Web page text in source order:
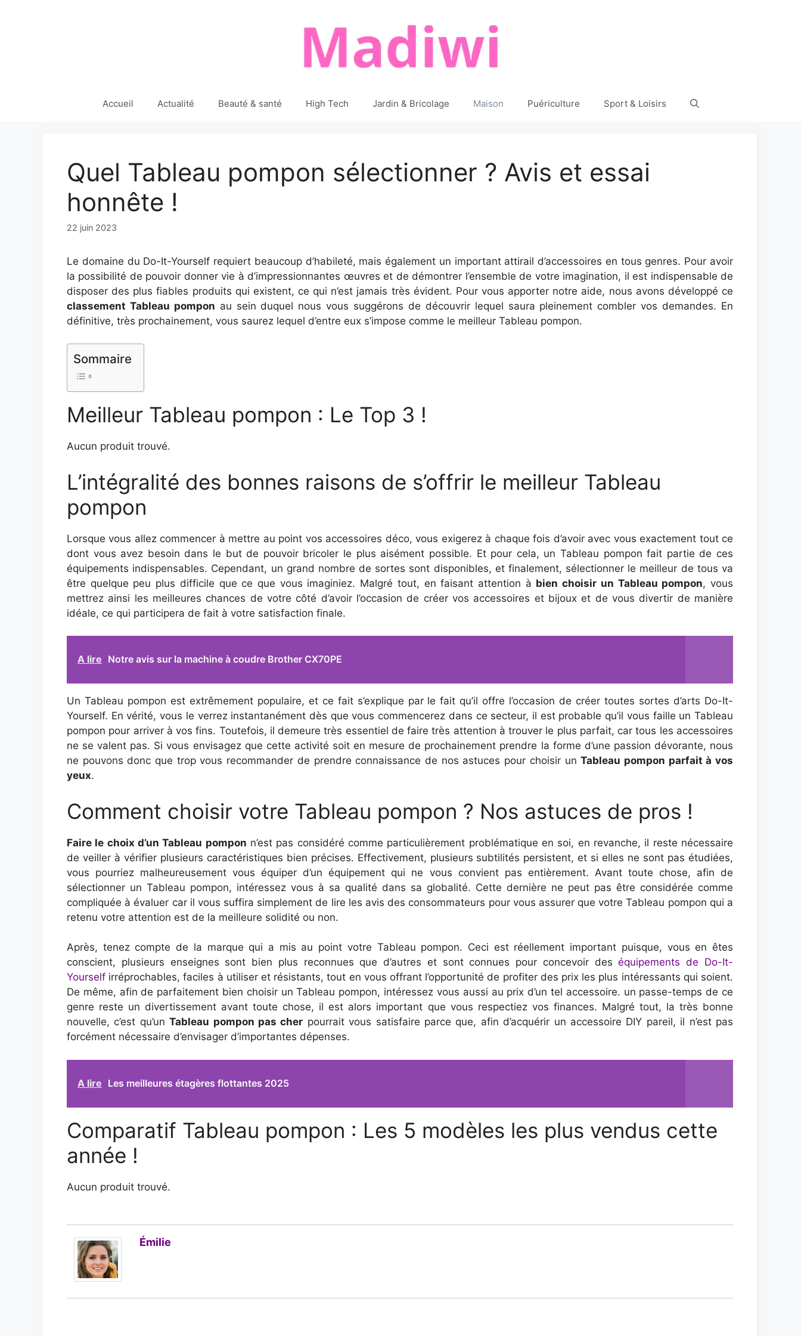
Accueil Actualité Beauté & santé High Tech Jardin & Bricolage Maison Puériculture Sport & Loisirs
Quel Tableau pompon sélectionner ? Avis et essai
honnête !
22 juin 2023
Le domaine du Do-It-Yourself requiert beaucoup d’habileté, mais également un important attirail d’accessoires en tous genres. Pour avoir
la possibilité de pouvoir donner vie à d’impressionnantes œuvres et de démontrer l’ensemble de votre imagination, il est indispensable de
disposer des plus fiables produits qui existent, ce qui n’est jamais très évident. Pour vous apporter notre aide, nous avons développé ce
classement Tableau pompon au sein duquel nous vous suggérons de découvrir lequel saura pleinement combler vos demandes. En
définitive, très prochainement, vous saurez lequel d’entre eux s’impose comme le meilleur Tableau pompon.
Sommaire
Meilleur Tableau pompon : Le Top 3 !
Aucun produit trouvé.
L’intégralité des bonnes raisons de s’offrir le meilleur Tableau
pompon
Lorsque vous allez commencer à mettre au point vos accessoires déco, vous exigerez à chaque fois d’avoir avec vous exactement tout ce
dont vous avez besoin dans le but de pouvoir bricoler le plus aisément possible. Et pour cela, un Tableau pompon fait partie de ces
équipements indispensables. Cependant, un grand nombre de sortes sont disponibles, et finalement, sélectionner le meilleur de tous va
être quelque peu plus difficile que ce que vous imaginiez. Malgré tout, en faisant attention à bien choisir un Tableau pompon, vous
mettrez ainsi les meilleures chances de votre côté d’avoir l’occasion de créer vos accessoires et bijoux et de vous divertir de manière
idéale, ce qui participera de fait à votre satisfaction finale.
A lire Notre avis sur la machine à coudre Brother CX70PE
Un Tableau pompon est extrêmement populaire, et ce fait s’explique par le fait qu’il offre l’occasion de créer toutes sortes d’arts Do-It-
Yourself. En vérité, vous le verrez instantanément dès que vous commencerez dans ce secteur, il est probable qu’il vous faille un Tableau
pompon pour arriver à vos fins. Toutefois, il demeure très essentiel de faire très attention à trouver le plus parfait, car tous les accessoires
ne se valent pas. Si vous envisagez que cette activité soit en mesure de prochainement prendre la forme d’une passion dévorante, nous
ne pouvons donc que trop vous recommander de prendre connaissance de nos astuces pour choisir unTableau pompon parfait à vos
yeux.
Comment choisir votre Tableau pompon ? Nos astuces de pros !
Faire le choix d’un Tableau pompon n’est pas considéré comme particulièrement problématique en soi, en revanche, il reste nécessaire
de veiller à vérifier plusieurs caractéristiques bien précises. Effectivement, plusieurs subtilités persistent, et si elles ne sont pas étudiées,
vous pourriez malheureusement vous équiper d’un équipement qui ne vous convient pas entièrement. Avant toute chose, afin de
sélectionner un Tableau pompon, intéressez vous à sa qualité dans sa globalité. Cette dernière ne peut pas être considérée comme
compliquée à évaluer car il vous suffira simplement de lire les avis des consommateurs pour vous assurer que votre Tableau pompon qui a
retenu votre attention est de la meilleure solidité ou non.
Après, tenez compte de la marque qui a mis au point votre Tableau pompon. Ceci est réellement important puisque, vous en êtes
conscient, plusieurs enseignes sont bien plus reconnues que d’autres et sont connues pour concevoir deséquipements de Do-It-
Yourself irréprochables, faciles à utiliser et résistants, tout en vous offrant l’opportunité de profiter des prix les plus intéressants qui soient.
De même, afin de parfaitement bien choisir un Tableau pompon, intéressez vous aussi au prix d’un tel accessoire. un passe-temps de ce
genre reste un divertissement avant toute chose, il est alors important que vous respectiez vos finances. Malgré tout, la très bonne
nouvelle, c’est qu’unTableau pompon pas cher pourrait vous satisfaire parce que, afin d’acquérir un accessoire DIY pareil, il n’est pas
forcément nécessaire d’envisager d’importantes dépenses.
A lire Les meilleures étagères flottantes 2025
Comparatif Tableau pompon : Les 5 modèles les plus vendus cette
année !
Aucun produit trouvé.
Émilie